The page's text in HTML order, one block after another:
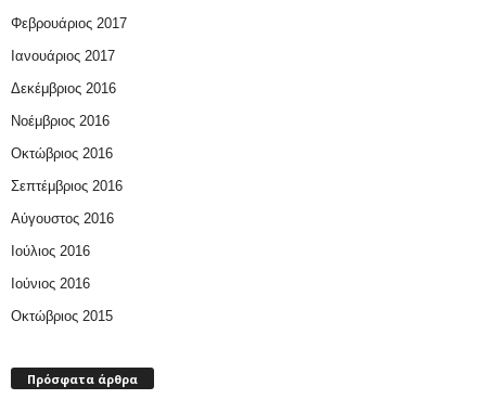
Φεβρουάριος 2017
Ιανουάριος 2017
Δεκέμβριος 2016
Νοέμβριος 2016
Οκτώβριος 2016
Σεπτέμβριος 2016
Αύγουστος 2016
Ιούλιος 2016
Ιούνιος 2016
Οκτώβριος 2015
Πρόσφατα άρθρα